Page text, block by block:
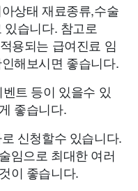
상태 재료종류,수술
습니다. 참고로
용되는 급여진료 임
해보시면 좋습니다.
트 등이 있을수 있
좋습니다.
신청할수 있습니다.
임으로 최대한 여러
이 좋습니다.